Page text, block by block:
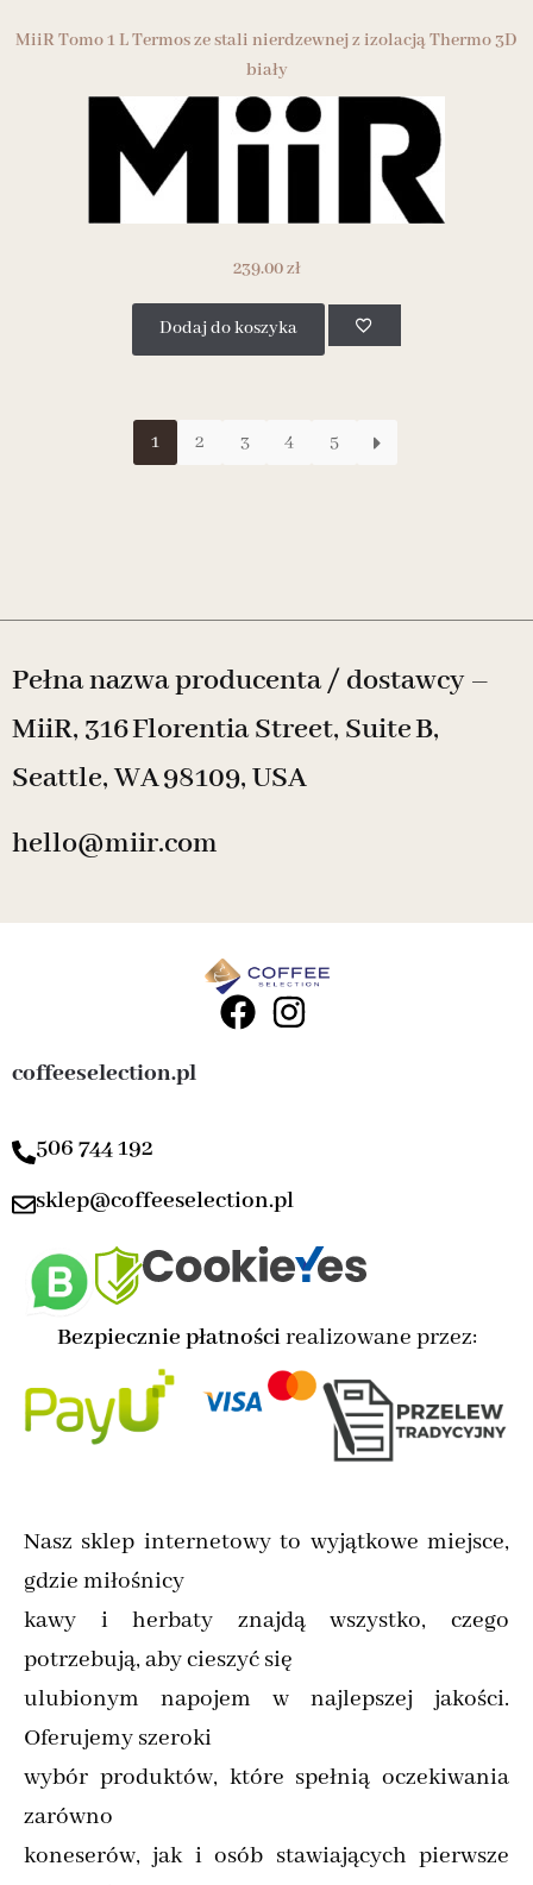
MiiR Tomo 1 L Termos ze stali nierdzewnej z izolacją Thermo 3D
biały
239.00zł
Dodaj do koszyka
1 2 3 4 5
Pełna nazwa producenta / dostawcy –
MiiR, 316 Florentia Street, Suite B,
Seattle, WA 98109, USA
hello@miir.com
coffeeselection.pl
506 744 192
sklep@coffeeselection.pl
Bezpiecznie płatnościrealizowane przez:
Nasz sklep internetowy to wyjątkowe miejsce,
gdzie miłośnicy
kawy i herbaty znajdą wszystko, czego
potrzebują, aby cieszyć się
ulubionym napojem w najlepszej jakości.
Oferujemy szeroki
wybór produktów, które spełnią oczekiwania
zarówno
koneserów, jak i osób stawiających pierwsze